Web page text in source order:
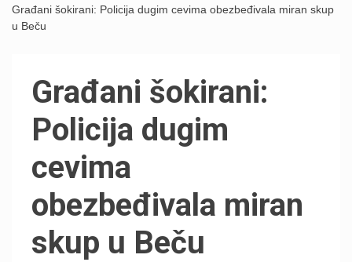
Građani šokirani: Policija dugim cevima obezbeđivala miran skup
u Beču
Građani šokirani:
Policija dugim
cevima
obezbeđivala miran
skup u Beču